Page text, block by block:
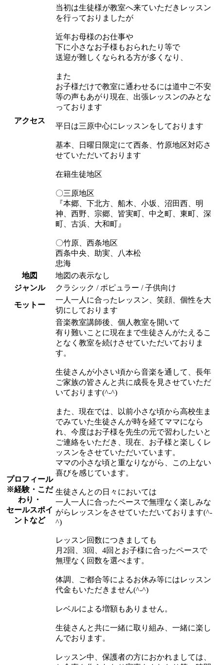
アクセス
当初は生徒様が教室へ来ていただきレッスン
を行っておりましたが
近年お母様のお仕事や
下に小さなお子様もおられたり等で
送迎が難しくなられる方が多くなり、
また
お子様だけで教室に通わせるには道中ご不安
等の声もあがり現在、出張レッスンのみとな
っております
平日は三原中心にレッスンをしております
基本、日曜日限定にて西条、竹原地区対応さ
せていただいております
在籍生徒地区
〇三原地区
『本郷、下北方、船木、小坂、沼田西、明
神、西野、宗郷、皆実町、中之町、東町、深
町、古浜、大和町』
〇竹原、西条地区
西条中央、助実、八本松
忠海
地図
地図の表示なし
ジャンル
クラシック / ポピュラー / 子供向け
モットー
一人一人に合ったレッスン、笑顔、個性を大
切にしております
プロフィール
※経験・こだ
わり・
セールスポイ
ントなど
音楽教室講師後、個人教室を開いて
有り難いことに現在まで生徒さんがたえるこ
となく教室を続けさせていただいておりま
す。
生徒さんが小さい頃から音楽を通して、長年
ご家族の皆さんと共に成長を見させていただ
いております(^-^)
また、現在では、以前小さな頃から高校生ま
でみていた生徒さんが時を経てママになら
れ、今度はお子様を先生の元で習わしたいと
ご連絡をいただき、現在、お子様と楽しくレ
ッスンをさせていただいています。
ママの小さな頃と重なりながら、この上ない
喜びを感じています。
生徒さんとの日々においては
一人一人に合ったペースで無理なく楽しみな
がらレッスンをさせていただいております(^-
^)
レッスン回数につきましても
月2回、3回、4回とお子様に合ったペースで
無理なく回数を選べます。
体調、ご都合等によるお休み等にはレッスン
代金もいただきません(^-^)
レベルによる増額もありません。
生徒さんと共に一緒に取り組み、一緒に楽し
んでおります。
レッスン中、保護者の方におかれましては、